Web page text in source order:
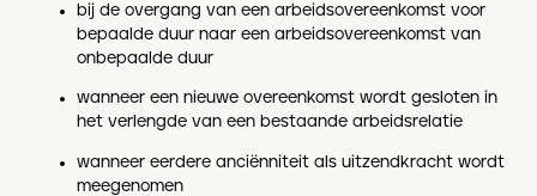
bij de overgang van een arbeidsovereenkomst voor
bepaalde duur naar een arbeidsovereenkomst van
onbepaalde duur
wanneer een nieuwe overeenkomst wordt gesloten in
het verlengde van een bestaande arbeidsrelatie
wanneer eerdere anciënniteit als uitzendkracht wordt
meegenomen